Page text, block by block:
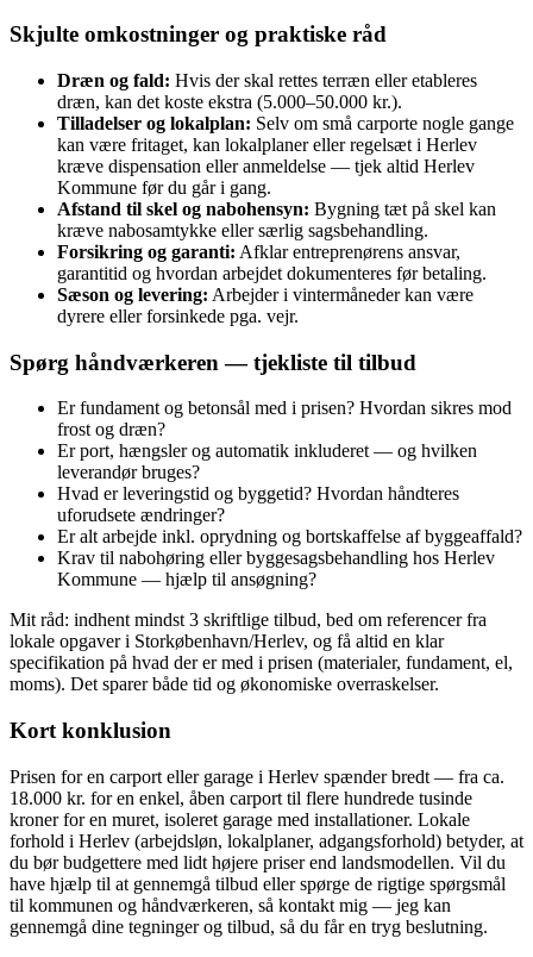
Skjulte omkostninger og praktiske råd
Dræn og fald: Hvis der skal rettes terræn eller etableres
dræn, kan det koste ekstra (5.000–50.000 kr.).
Tilladelser og lokalplan: Selv om små carporte nogle gange
kan være fritaget, kan lokalplaner eller regelsæt i Herlev
kræve dispensation eller anmeldelse — tjek altid Herlev
Kommune før du går i gang.
Afstand til skel og nabohensyn: Bygning tæt på skel kan
kræve nabosamtykke eller særlig sagsbehandling.
Forsikring og garanti: Afklar entreprenørens ansvar,
garantitid og hvordan arbejdet dokumenteres før betaling.
Sæson og levering: Arbejder i vintermåneder kan være
dyrere eller forsinkede pga. vejr.
Spørg håndværkeren — tjekliste til tilbud
Er fundament og betonsål med i prisen? Hvordan sikres mod
frost og dræn?
Er port, hængsler og automatik inkluderet — og hvilken
leverandør bruges?
Hvad er leveringstid og byggetid? Hvordan håndteres
uforudsete ændringer?
Er alt arbejde inkl. oprydning og bortskaffelse af byggeaffald?
Krav til nabohøring eller byggesagsbehandling hos Herlev
Kommune — hjælp til ansøgning?
Mit råd: indhent mindst 3 skriftlige tilbud, bed om referencer fra
lokale opgaver i Storkøbenhavn/Herlev, og få altid en klar
specifikation på hvad der er med i prisen (materialer, fundament, el,
moms). Det sparer både tid og økonomiske overraskelser.
Kort konklusion
Prisen for en carport eller garage i Herlev spænder bredt — fra ca.
18.000 kr. for en enkel, åben carport til flere hundrede tusinde
kroner for en muret, isoleret garage med installationer. Lokale
forhold i Herlev (arbejdsløn, lokalplaner, adgangsforhold) betyder, at
du bør budgettere med lidt højere priser end landsmodellen. Vil du
have hjælp til at gennemgå tilbud eller spørge de rigtige spørgsmål
til kommunen og håndværkeren, så kontakt mig — jeg kan
gennemgå dine tegninger og tilbud, så du får en tryg beslutning.